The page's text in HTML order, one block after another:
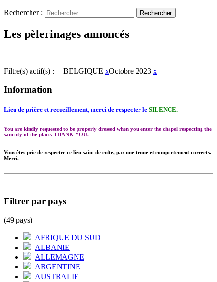
Rechercher :
Les pèlerinages annoncés
Filtre(s) actif(s) : BELGIQUE xOctobre 2023 x
Information
Lieu de prière et recueillement, merci de respecter le SILENCE.
You are kindly requested to be properly dressed when you enter the chapel respecting the
sanctity of the place. THANK YOU.
Vous êtes prie de respecter ce lieu saint de culte, par une tenue et comportement corrects.
Merci.
Filtrer par pays
(49 pays)
AFRIQUE DU SUD
ALBANIE
ALLEMAGNE
ARGENTINE
AUSTRALIE